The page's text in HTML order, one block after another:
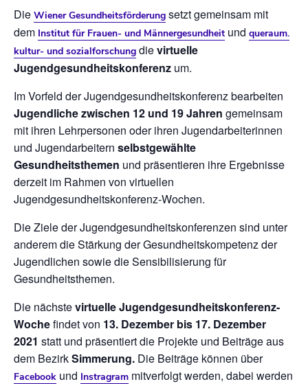
Die Wiener Gesundheitsförderung setzt gemeinsam mit
dem Institut für Frauen- und Männergesundheit und queraum.
kultur- und sozialforschung dievirtuelle
Jugendgesundheitskonferenz um.
Im Vorfeld der Jugendgesundheitskonferenz bearbeiten
Jugendliche zwischen 12 und 19 Jahren gemeinsam
mit ihren Lehrpersonen oder ihren Jugendarbeiterinnen
und Jugendarbeitern selbstgewählte
Gesundheitsthemen und präsentieren ihre Ergebnisse
derzeit im Rahmen von virtuellen
Jugendgesundheitskonferenz-Wochen.
Die Ziele der Jugendgesundheitskonferenzen sind unter
anderem die Stärkung der Gesundheitskompetenz der
Jugendlichen sowie die Sensibilisierung für
Gesundheitsthemen.
Die nächstevirtuelle Jugendgesundheitskonferenz-
Wochefindet von 13. Dezember bis 17. Dezember
2021 statt und präsentiert die Projekte und Beiträge aus
dem BezirkSimmerung. Die Beiträge können über
Facebook und Instragram mitverfolgt werden, dabei werden